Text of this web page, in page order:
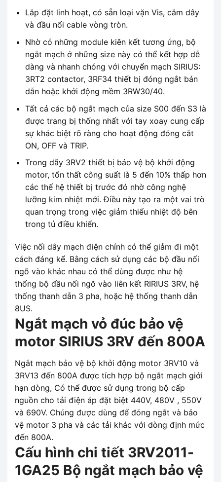
Lắp đặt linh hoạt, có sẵn loại vặn Vis, cắm dây
và đầu nối cable vòng tròn.
Nhờ có những module kiên kết tương ứng, bộ
ngắt mạch ở những size này có thể kết hợp dễ
dàng và nhanh chóng với chuyển mạch SIRIUS:
3RT2 contactor, 3RF34 thiết bị đóng ngắt bán
dẫn hoặc khởi động mềm 3RW30/40.
Tất cả các bộ ngắt mạch của size S00 đến S3 là
được trang bị thống nhất với tay xoay cung cấp
sự khác biệt rõ ràng cho hoạt động đóng cắt
ON, OFF và TRIP.
Trong dãy 3RV2 thiết bị bảo vệ bộ khởi động
motor, tổn thất công suất là 5 đến 10% thấp hơn
các thế hệ thiết bị trước đó nhờ công nghệ
lưỡng kim nhiệt mới. Điều này tạo ra một vai trò
quan trọng trong việc giảm thiểu nhiệt độ bên
trong tủ điều khiển.
Việc nối dây mạch điện chính có thể giảm đi một
cách đáng kể. Bằng cách sử dụng các bộ đầu nối
ngõ vào khác nhau có thể dùng được như hệ
thống bộ đầu nối ngõ vào liên kết RIRIUS 3RV, hệ
thống thanh dẫn 3 pha, hoặc hệ thống thanh dẫn
8US.
Ngắt mạch vỏ đúc bảo vệ
motor SIRIUS 3RV đến 800A
Ngắt mạch bảo vệ bộ khởi động motor 3RV10 và
3RV13 đến 800A được tích hợp bộ ngắt mạch giới
hạn dòng, Có thể được sử dụng trong bộ cấp
nguồn cho tải điện áp đặt biệt 440V, 480V , 550V
và 690V. Chúng được dùng để đóng ngắt và bảo
vệ motor 3 pha và các tải khác với dòng định mức
đến 800A.
Cấu hình chi tiết 3RV2011-
1GA25 Bộ ngắt mạch bảo vệ